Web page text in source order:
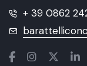
+ 39 0862